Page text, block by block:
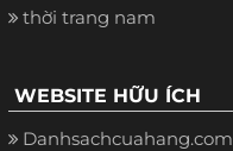
thời trang nam
WEBSITE HỮU ÍCH
Danhsachcuahang.com